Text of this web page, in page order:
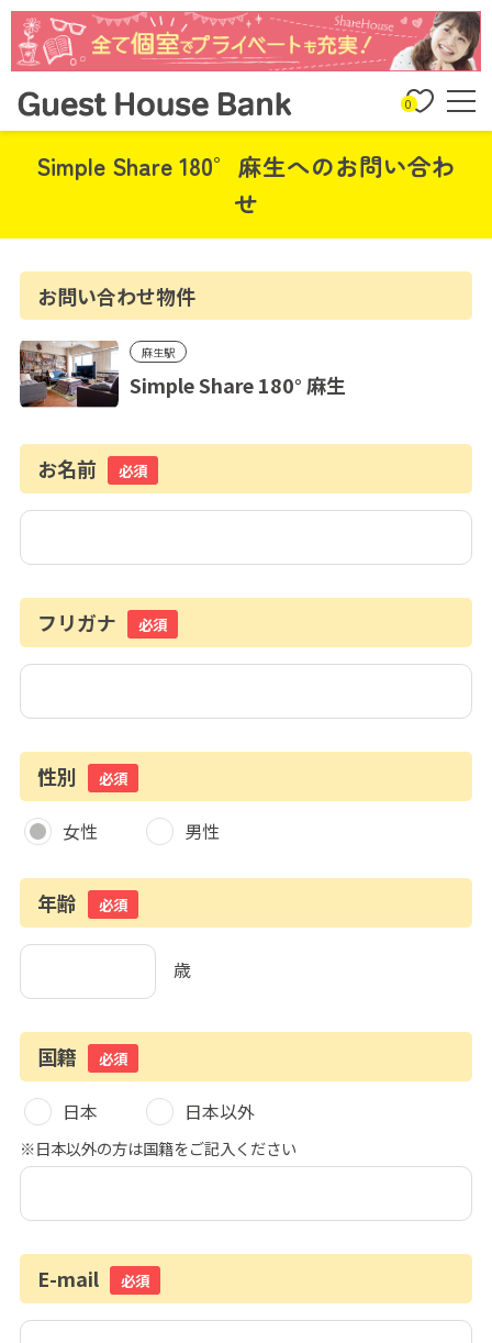
0
Simple Share 180° 麻生へのお問い合わ
せ
お問い合わせ物件
麻生駅
Simple Share 180° 麻生
お名前 必須
フリガナ 必須
性別 必須
女性 男性
年齢 必須
歳
国籍 必須
日本 日本以外
※日本以外の方は国籍をご記入ください
E-mail 必須